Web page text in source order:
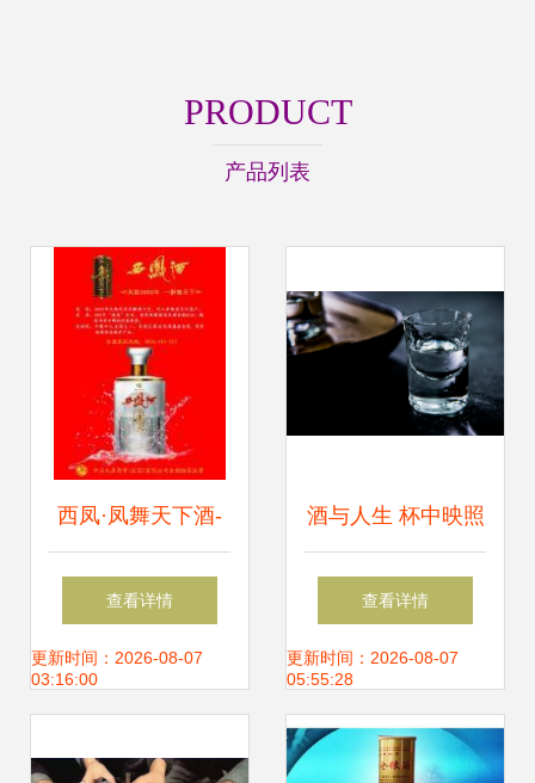
PRODUCT
产品列表
西凤·凤舞天下酒-
金羽 价格、厂家及
世界工厂网产品信
查看详情
更新时间：2026-08-07
03:16:00
酒与人生 杯中映照
的你我
查看详情
更新时间：2026-08-07
05:55:28